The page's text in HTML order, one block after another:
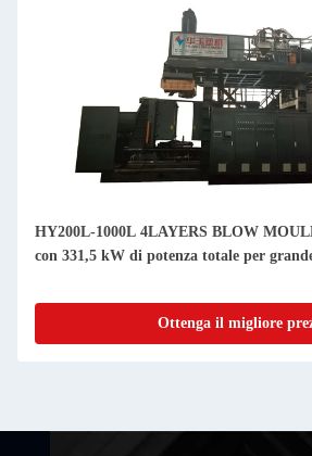
HY200L-1000L 4LAYERS BLOW
con 331,5 kW di potenza totale per
Ottenga il migliore